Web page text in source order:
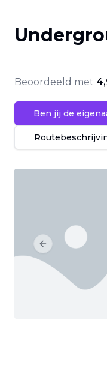
Beoordeeld met
Ben jij de
Previous slide